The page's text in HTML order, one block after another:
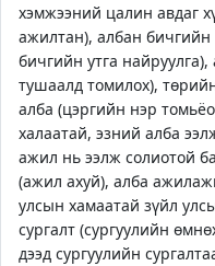
хэмжээний цалин авдаг
ажилтан), албан
бичгийн утга
тушаалд томилох),
алба (цэргийн нэр
халаатай, эзний алба
ажил нь ээлж солиотой
(ажил ахуй), алба
улсын хамаатай зүйл
сургалт (сургуулийн
дээд сургуулийн